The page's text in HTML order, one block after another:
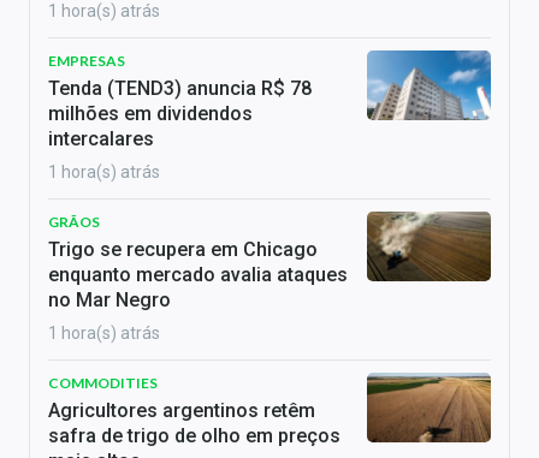
1 hora(s) atrás
EMPRESAS
Tenda (TEND3) anuncia R$ 78
milhões em dividendos
intercalares
1 hora(s) atrás
GRÃOS
Trigo se recupera em Chicago
enquanto mercado avalia ataques
no Mar Negro
1 hora(s) atrás
COMMODITIES
Agricultores argentinos retêm
safra de trigo de olho em preços